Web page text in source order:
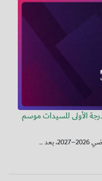
الأولى للسيدات موسم
...